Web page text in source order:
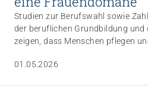
Studien zur Berufswahl sowie
der beruflichen Grundbildung
zeigen, dass Menschen pflegen
geschlechtertypische
01.05.2026